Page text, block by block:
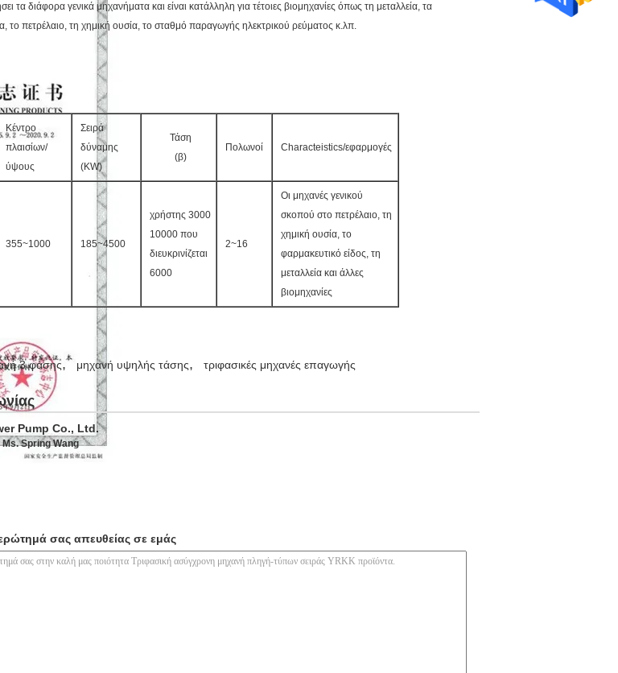
τα διάφορα γενικά μηχανήματα και είναι κατάλληλη για τέτοιες βιομηχανίες όπως τη μεταλλεία, τα
το πετρέλαιο, τη χημική ουσία, το σταθμό παραγωγής ηλεκτρικού ρεύματος κ.λπ.
Κέντρο
πλαισίων/
ύψους
Σειρά
δύναμης
(KW)
Τάση
(β)
Πολωνοί Characteistics/εφαρμογές
355~1000 185~4500
χρήστης 3000
10000 που
διευκρινίζεται
6000
2~16
Οι μηχανές γενικού
σκοπού στο πετρέλαιο, τη
χημική ουσία, το
φαρμακευτικό είδος, τη
μεταλλεία και άλλες
βιομηχανίες
3 φάσης, μηχανή υψηλής τάσης, τριφασικές μηχανές επαγωγής
Pump Co., Ltd.
Ms. Spring Wang
ερώτημά σας απευθείας σε εμάς